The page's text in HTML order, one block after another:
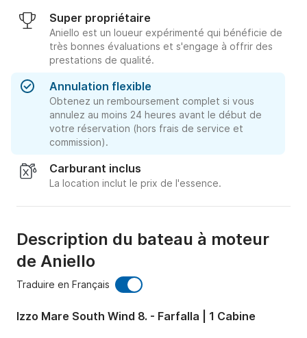
Super propriétaire
Aniello est un loueur expérimenté qui bénéficie de
très bonnes évaluations et s'engage à offrir des
prestations de qualité.
Annulation flexible
Obtenez un remboursement complet si vous
annulez au moins 24 heures avant le début de
votre réservation (hors frais de service et
commission).
Carburant inclus
La location inclut le prix de l'essence.
Description du bateau à moteur
de Aniello
Traduire en Français
Izzo Mare South Wind 8. - Farfalla | 1 Cabine